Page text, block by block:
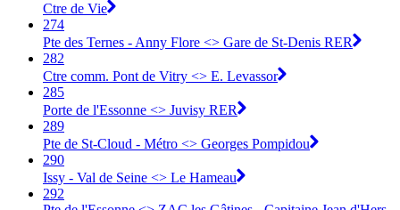
Ctre de Vie
274
Pte des Ternes - Anny Flore <> Gare de St-Denis RER
282
Ctre comm. Pont de Vitry <> E. Levassor
285
Porte de l'Essonne <> Juvisy RER
289
Pte de St-Cloud - Métro <> Georges Pompidou
290
Issy - Val de Seine <> Le Hameau
292